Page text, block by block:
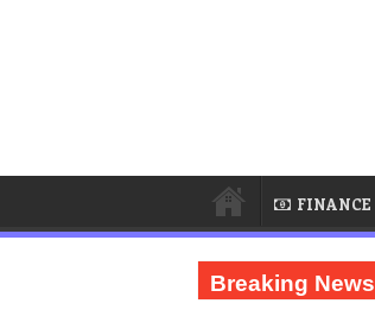
FINANCE
Breaking News